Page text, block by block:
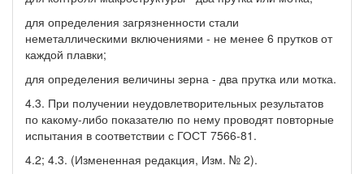
для определения загрязненности стали
неметаллическими включениями - не менее 6 прутков от
каждой плавки;
для определения величины зерна - два прутка или мотка.
4.3. При получении неудовлетворительных результатов
по какому-либо показателю по нему проводят повторные
испытания в соответствии с ГОСТ 7566-81.
4.2; 4.3. (Измененная редакция, Изм. № 2).